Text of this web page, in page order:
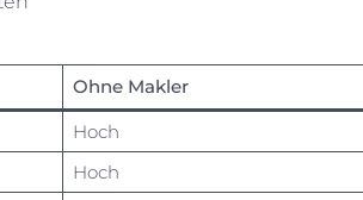
Ohne Makler
Hoch
Hoch